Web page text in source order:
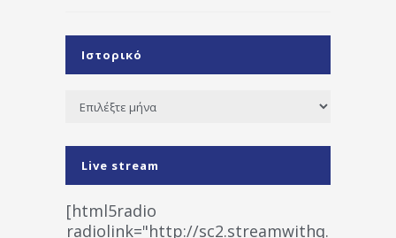
Ιστορικό
Ιστορικό
Live stream
[html5radio
radiolink="http://